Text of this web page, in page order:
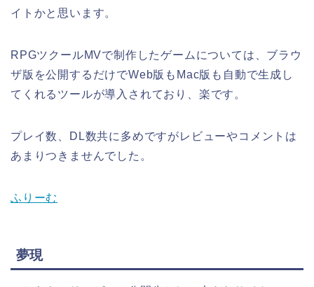
イトかと思います。
RPGツクールMVで制作したゲームについては、ブラウ
ザ版を公開するだけでWeb版もMac版も自動で生成し
てくれるツールが導入されており、楽です。
プレイ数、DL数共に多めですがレビューやコメントは
あまりつきませんでした。
ふりーむ
夢現